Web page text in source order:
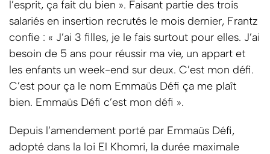
l’esprit, ça fait du bien ». Faisant partie des trois
salariés en insertion recrutés le mois dernier, Frantz
confie : « J’ai 3 filles, je le fais surtout pour elles. J’ai
besoin de 5 ans pour réussir ma vie, un appart et
les enfants un week-end sur deux. C’est mon défi.
C’est pour ça le nom Emmaüs Défi ça me plaît
bien. Emmaüs Défi c’est mon défi ».
Depuis l’amendement porté par Emmaüs Défi,
adopté dans la loi El Khomri, la durée maximale